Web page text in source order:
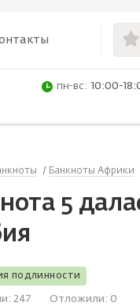
пн-вс: 10:00-
Банкноты Африки
5
подлинности
247 Отложили: 0